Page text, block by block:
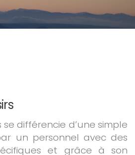
se différencie d’une simple
un personnel avec des
et grâce à son